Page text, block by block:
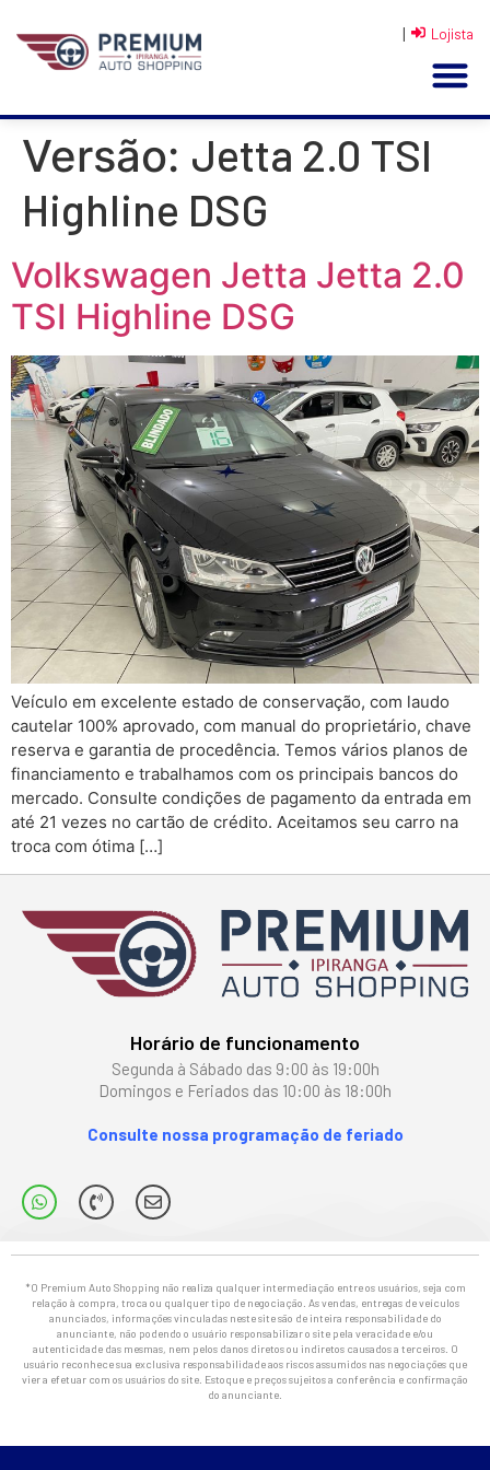
| Lojista
Versão: Jetta 2.0 TSI
Highline DSG
Volkswagen Jetta Jetta 2.0
TSI Highline DSG
Veículo em excelente estado de conservação, com laudo
cautelar 100% aprovado, com manual do proprietário, chave
reserva e garantia de procedência. Temos vários planos de
financiamento e trabalhamos com os principais bancos do
mercado. Consulte condições de pagamento da entrada em
até 21 vezes no cartão de crédito. Aceitamos seu carro na
troca com ótima […]
Horário de funcionamento
Segunda à Sábado das 9:00 às 19:00h
Domingos e Feriados das 10:00 às 18:00h
Consulte nossa programação de feriado
*O Premium Auto Shopping não realiza qualquer intermediação entre os usuários, seja com
relação à compra, troca ou qualquer tipo de negociação. As vendas, entregas de veículos
anunciados, informações vinculadas neste site são de inteira responsabilidade do
anunciante, não podendo o usuário responsabilizar o site pela veracidade e/ou
autenticidade das mesmas, nem pelos danos diretos ou indiretos causados a terceiros. O
usuário reconhece sua exclusiva responsabilidade aos riscos assumidos nas negociações que
vier a efetuar com os usuários do site. Estoque e preços sujeitos a conferência e confirmação
do anunciante.